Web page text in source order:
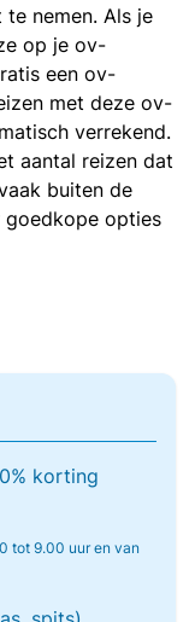
nemen. Als je
op je ov-
een ov-
met deze ov-
verrekend.
aantal reizen dat
buiten de
goedkope opties
korting
tot 9.00 uur en van